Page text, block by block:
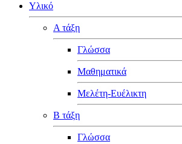
Υλικό
Α τάξη
Γλώσσα
Μαθηματικά
Μελέτη-Ευέλικτη
Β τάξη
Γλώσσα